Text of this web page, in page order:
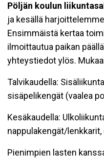
Pöljän koulun
ja kesällä
Ensimmäistä kertaa
ilmoittautua paikan
yhteystiedot ylös.
Talvikaudella:
sisäpelikengät (vaalea
Kesäkaudella:
nappulakengät/
Pienimpien lasten